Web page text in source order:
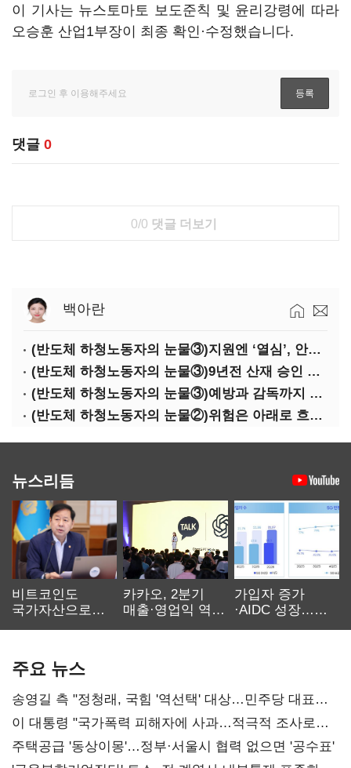
이 기사는 뉴스토마토 보도준칙 및 윤리강령에 따라
오승훈 산업1부장이 최종 확인·수정했습니다.
댓글 0
0/0 댓글 더보기
백아란
(반도체 하청노동자의 눈물③)지원엔 ‘열심’, 안전엔 ‘무심’
(반도체 하청노동자의 눈물③)9년전 산재 승인 간소화 제도…현장선 ‘문턱’ 여전
(반도체 하청노동자의 눈물③)예방과 감독까지 기업 책임
(반도체 하청노동자의 눈물②)위험은 아래로 흐른다
뉴스리듬
비트코인도
국가자산으로…'
카카오, 2분기
매출·영업익 역대
가입자 증가
·AIDC 성장…
주요 뉴스
송영길 측 "정청래, 국힘 '역선택' 대상…민주당 대표로
총선 지휘 못해"
이 대통령 "국가폭력 피해자에 사과…적극적 조사로
진실 밝혀야"
주택공급 '동상이몽'…정부·서울시 협력 없으면 '공수표'